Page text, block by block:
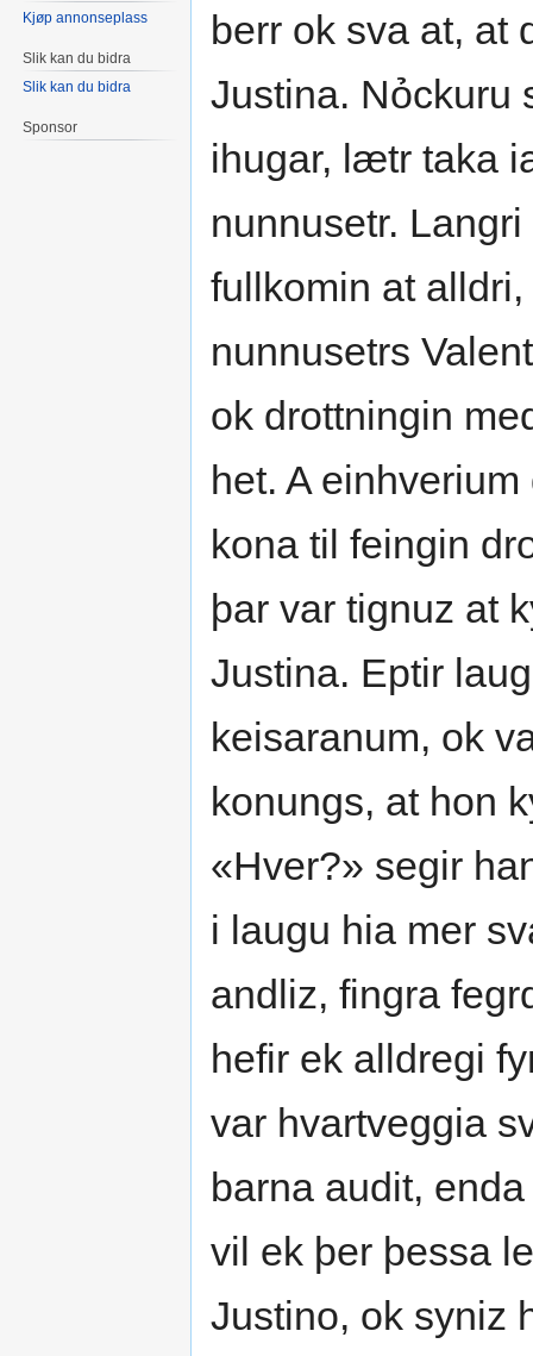
berr ok sva at, at
Justina. Nỏckuru
ihugar, lætr taka
nunnusetr.
fullkomin at
nunnusetrs
ok drottningin
het. A
kona til feingin
þar var tignuz at
Justina. Eptir
keisaranum, ok
konungs, at hon
«Hver?» segir
i laugu hia mer
andliz, fingra
hefir ek alldregi
var hvartveggia
barna audit,
vil ek þer þessa
Justino, ok syniz
Kjøp annonseplass
Slik kan du bidra
Slik kan du bidra
Sponsor